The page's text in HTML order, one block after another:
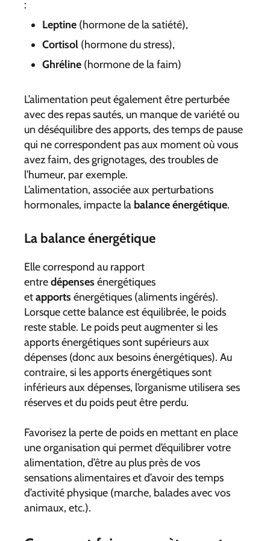
:
Leptine (hormone de la satiété),
Cortisol (hormone du stress),
Ghréline (hormone de la faim)
L’alimentation peut également être perturbée
avec des repas sautés, un manque de variété ou
un déséquilibre des apports, des temps de pause
qui ne correspondent pas aux moment où vous
avez faim, des grignotages, des troubles de
l’humeur, par exemple.
L’alimentation, associée aux perturbations
hormonales, impacte la balance énergétique.
La balance énergétique
Elle correspond au rapport
entredépenses énergétiques
etapports énergétiques (aliments ingérés).
Lorsque cette balance est équilibrée, le poids
reste stable. Le poids peut augmenter si les
apports énergétiques sont supérieurs aux
dépenses (donc aux besoins énergétiques). Au
contraire, si les apports énergétiques sont
inférieurs aux dépenses, l’organisme utilisera ses
réserves et du poids peut être perdu.
Favorisez la perte de poids en mettant en place
une organisation qui permet d’équilibrer votre
alimentation, d’être au plus près de vos
sensations alimentaires et d’avoir des temps
d’activité physique (marche, balades avec vos
animaux, etc.).